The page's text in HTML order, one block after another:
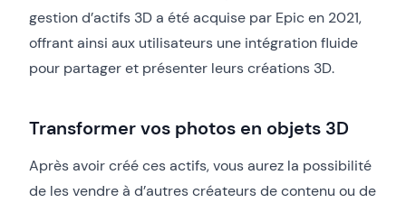
gestion d’actifs 3D a été acquise par Epic en 2021,
offrant ainsi aux utilisateurs une intégration fluide
pour partager et présenter leurs créations 3D.
Transformer vos photos en objets 3D
Après avoir créé ces actifs, vous aurez la possibilité
de les vendre à d’autres créateurs de contenu ou de